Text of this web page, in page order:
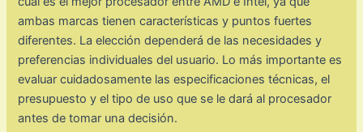
ambas marcas tienen características y puntos fuertes
diferentes. La elección dependerá de las necesidades y
preferencias individuales del usuario. Lo más importante es
evaluar cuidadosamente las especificaciones técnicas, el
presupuesto y el tipo de uso que se le dará al procesador
antes de tomar una decisión.